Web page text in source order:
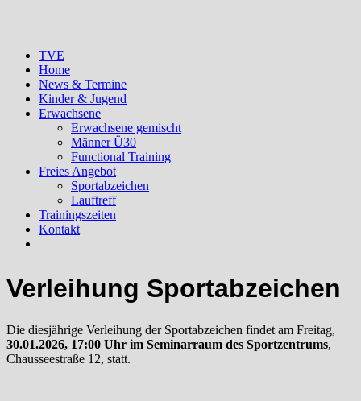
TVE
Home
News & Termine
Kinder & Jugend
Erwachsene
Erwachsene gemischt
Männer Ü30
Functional Training
Freies Angebot
Sportabzeichen
Lauftreff
Trainingszeiten
Kontakt
Verleihung Sportabzeichen
Die diesjährige Verleihung der Sportabzeichen findet am Freitag,
30.01.2026, 17:00 Uhr im Seminarraum des Sportzentrums,
Chausseestraße 12, statt.